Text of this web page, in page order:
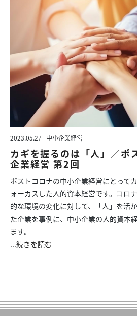
2023.05.27 | 中小企業経営
カギを握るのは「人」／ポ
企業経営 第2回
ポストコロナの中小企業経営にとって
ォーカスした人的資本経営です。コロ
的な環境の変化に対して、「人」を活
た企業を事例に、中小企業の人的資本
ます。
...続きを読む